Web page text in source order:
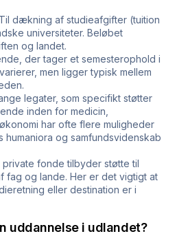
dækning af studieafgifter (tuition
universiteter. Beløbet
og landet.
der tager et semesterophold i
men ligger typisk mellem
legater, som specifikt støtter
inden for medicin,
har ofte flere muligheder
humaniora og samfundsvidenskab
private fonde tilbyder støtte til
fag og lande. Her er det vigtigt at
eller destination er i
uddannelse i udlandet?